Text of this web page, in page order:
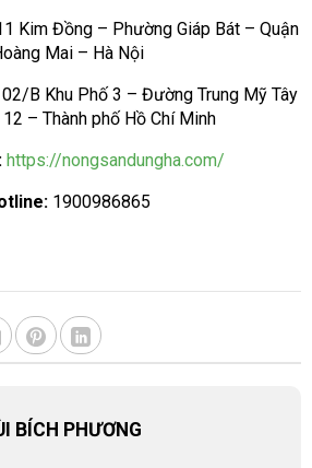
Kim Đồng – Phường Giáp Bát – Quận
Mai – Hà Nội
02/B Khu Phố 3 – Đường Trung Mỹ Tây
– Thành phố Hồ Chí Minh
https://nongsandungha.com/
1900986865
BÍCH PHƯƠNG